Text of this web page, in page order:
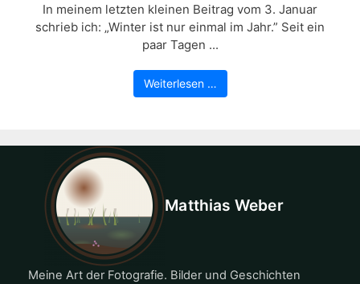
In meinem letzten kleinen Beitrag vom 3. Januar
schrieb ich: „Winter ist nur einmal im Jahr.” Seit ein
paar Tagen ...
Weiterlesen …
Matthias Weber
Meine Art der Fotografie. Bilder und Geschichten